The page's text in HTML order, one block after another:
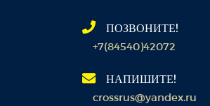
ПОЗВОНИТЕ!
+7(84540)42072
НАПИШИТЕ!
crossrus@yandex.ru